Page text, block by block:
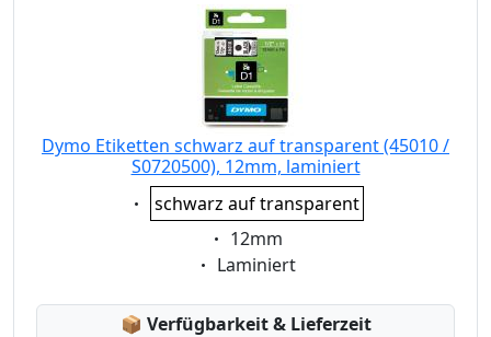
Dymo Etiketten schwarz auf transparent (45010 /
S0720500), 12mm, laminiert
Eigenschaft:
schwarz auf transparent
Eigenschaft:
12mm
Eigenschaft:
Laminiert
📦 Lagerstatus:
Verfügbarkeit & Lieferzeit